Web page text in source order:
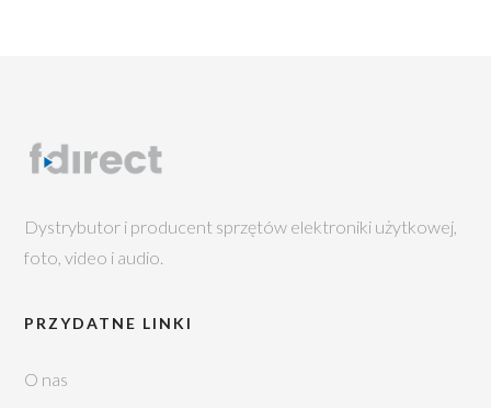
Dystrybutor i producent sprzętów elektroniki użytkowej,
foto, video i audio.
PRZYDATNE LINKI
O nas